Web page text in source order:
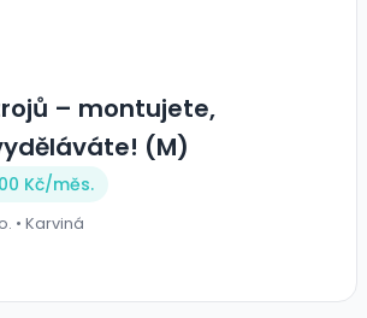
– montujete,
(M)
Kč/měs.
• Karviná